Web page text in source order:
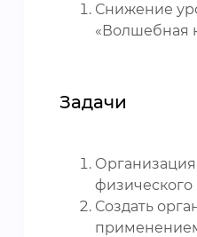
Снижение
«Волшебная
Задачи
Создать